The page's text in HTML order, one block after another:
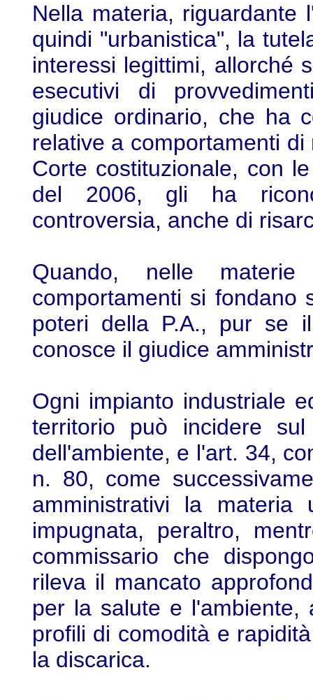
Nella materia, riguardante
quindi "urbanistica", la
interessi legittimi, allorché
esecutivi di
giudice ordinario, che ha
relative a comportamenti
Corte costituzionale, con
del 2006, gli ha
controversia, anche di
Quando, nelle
comportamenti si fondano
poteri della P.A., pur se
conosce il giudice
Ogni impianto industriale
territorio può incidere
dell'ambiente, e l'art. 34,
n. 80, come
amministrativi la materia
impugnata, peraltro,
commissario che
rileva il mancato
per la salute e l'ambiente,
profili di comodità e
la discarica.